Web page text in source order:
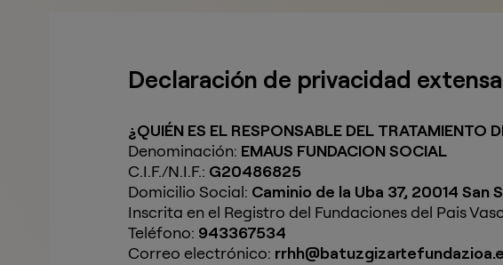
Declaración de privacidad extensa
¿QUIÉN ES EL RESPONSABLE DEL TRATAMIENTO
Denominación: EMAUS FUNDACION SOCIAL
C.I.F./N.I.F.: G20486825
Domicilio Social: Caminio de la Uba 37, 20014 San
Inscrita en el Registro del Fundaciones del Pais
Teléfono: 943367534
Correo electrónico: